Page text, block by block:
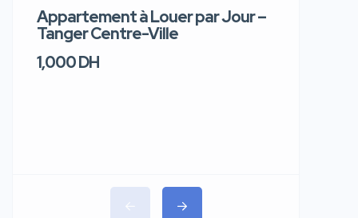
Appartement à Louer par Jour –
Tanger Centre-Ville
1,000 DH